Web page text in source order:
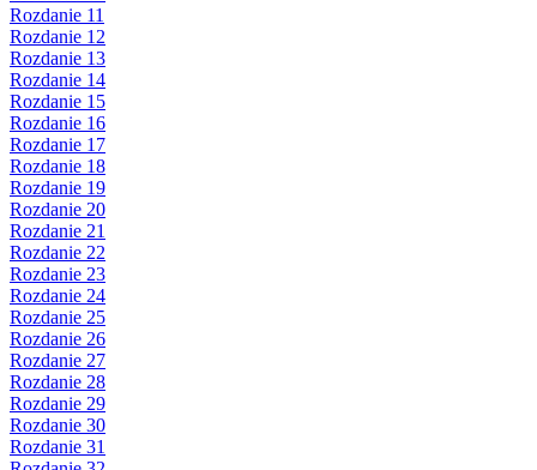
Rozdanie 11
Rozdanie 12
Rozdanie 13
Rozdanie 14
Rozdanie 15
Rozdanie 16
Rozdanie 17
Rozdanie 18
Rozdanie 19
Rozdanie 20
Rozdanie 21
Rozdanie 22
Rozdanie 23
Rozdanie 24
Rozdanie 25
Rozdanie 26
Rozdanie 27
Rozdanie 28
Rozdanie 29
Rozdanie 30
Rozdanie 31